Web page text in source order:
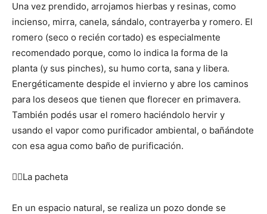
Una vez prendido, arrojamos hierbas y resinas, como
incienso, mirra, canela, sándalo, contrayerba y romero. El
romero (seco o recién cortado) es especialmente
recomendado porque, como lo indica la forma de la
planta (y sus pinches), su humo corta, sana y libera.
Energéticamente despide el invierno y abre los caminos
para los deseos que tienen que florecer en primavera.
También podés usar el romero haciéndolo hervir y
usando el vapor como purificador ambiental, o bañándote
con esa agua como baño de purificación.
👉🏻La pacheta
En un espacio natural, se realiza un pozo donde se